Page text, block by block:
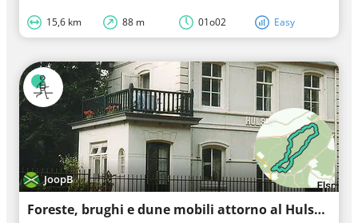
15,6 km 88 m 01o02 Easy
JoopB
Foreste, brughi e dune mobili attorno al Hulshorster Zand